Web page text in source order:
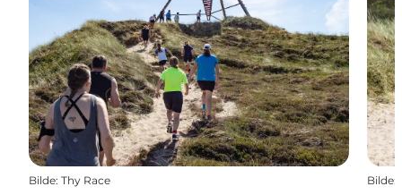
Bilde: Thy Race Bilde: